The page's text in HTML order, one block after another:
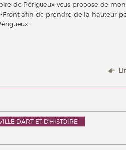
de Périgueux vous propose de
Front afin de prendre de la hauteur
D'ART ET D'HISTOIRE